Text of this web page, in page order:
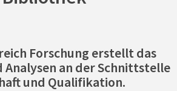
Forschung erstellt das
Analysen an der Schnittstelle
und Qualifikation.